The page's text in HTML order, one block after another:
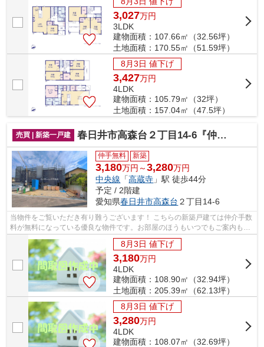
3,027万円
3LDK
建物面積：107.66㎡（32.56坪）
土地面積：170.55㎡（51.59坪）
8月3日 値下げ
3,427万円
4LDK
建物面積：105.79㎡（32坪）
土地面積：157.04㎡（47.5坪）
売買 | 新築一戸建 春日井市高森台２丁目14-6『仲介料無料』新築戸建て
仲手無料 新築
3,180万円～3,280万円
中央線 「高蔵寺 」駅 徒歩44分
予定 / 2階建
愛知県春日井市高森台 ２丁目14-6
当物件をご覧いただき有り難うございます！ こちらの新築戸建ては仲介手数
料が無料になっている優良な物件です。お部屋のほうもいつでもご案内もさ
せて頂きますのでお気軽にお問合せ下...
8月3日 値下げ
3,180万円
4LDK
建物面積：108.90㎡（32.94坪）
土地面積：205.39㎡（62.13坪）
8月3日 値下げ
3,280万円
4LDK
建物面積：108.07㎡（32.69坪）